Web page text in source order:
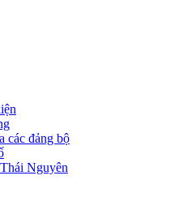
các đảng bộ
Nguyên